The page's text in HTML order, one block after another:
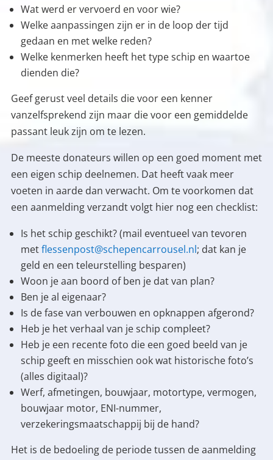
Wat werd er vervoerd en voor wie?
Welke aanpassingen zijn er in de loop der tijd
gedaan en met welke reden?
Welke kenmerken heeft het type schip en waartoe
dienden die?
Geef gerust veel details die voor een kenner
vanzelfsprekend zijn maar die voor een gemiddelde
passant leuk zijn om te lezen.
De meeste donateurs willen op een goed moment met
een eigen schip deelnemen. Dat heeft vaak meer
voeten in aarde dan verwacht. Om te voorkomen dat
een aanmelding verzandt volgt hier nog een checklist:
Is het schip geschikt? (mail eventueel van tevoren
metflessenpost@schepencarrousel.nl; dat kan je
geld en een teleurstelling besparen)
Woon je aan boord of ben je dat van plan?
Ben je al eigenaar?
Is de fase van verbouwen en opknappen afgerond?
Heb je het verhaal van je schip compleet?
Heb je een recente foto die een goed beeld van je
schip geeft en misschien ook wat historische foto’s
(alles digitaal)?
Werf, afmetingen, bouwjaar, motortype, vermogen,
bouwjaar motor, ENI-nummer,
verzekeringsmaatschappij bij de hand?
Het is de bedoeling de periode tussen de aanmelding